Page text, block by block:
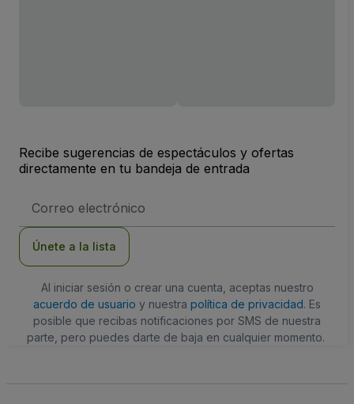
Recibe sugerencias de espectáculos y ofertas
directamente en tu bandeja de entrada
de
Únete a la lista
Al iniciar sesión o crear una cuenta, aceptas nuestro
acuerdo de usuario y nuestra política de privacidad. Es
posible que recibas notificaciones por SMS de nuestra
parte, pero puedes darte de baja en cualquier momento.